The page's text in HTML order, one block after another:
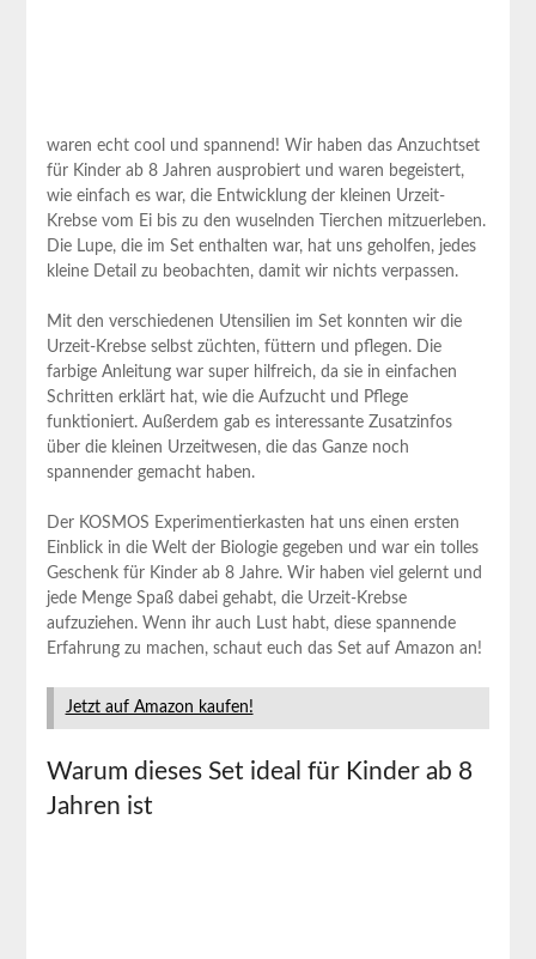
waren echt cool und spannend! Wir haben das Anzuchtset
für Kinder ab 8 Jahren ausprobiert und waren begeistert,
wie einfach es war, die Entwicklung der kleinen Urzeit-
Krebse vom Ei bis zu den wuselnden Tierchen mitzuerleben.
Die Lupe, die im Set enthalten war, hat uns geholfen, jedes
kleine Detail zu beobachten, damit wir nichts verpassen.
Mit den verschiedenen Utensilien im Set konnten wir die
Urzeit-Krebse selbst züchten, füttern und pflegen. Die
farbige Anleitung war super hilfreich, da sie in einfachen
Schritten erklärt hat, wie die Aufzucht und Pflege
funktioniert. Außerdem gab es interessante Zusatzinfos
über die kleinen Urzeitwesen, die das Ganze noch
spannender gemacht haben.
Der KOSMOS Experimentierkasten hat uns einen ersten
Einblick in die Welt der Biologie gegeben und war ein tolles
Geschenk für Kinder ab 8 Jahre. Wir haben viel gelernt und
jede Menge Spaß dabei gehabt, die Urzeit-Krebse
aufzuziehen. Wenn ihr auch Lust habt, diese spannende
Erfahrung zu machen, schaut euch das Set auf Amazon an!
Jetzt auf Amazon kaufen!
Warum dieses Set ideal für Kinder ab 8
Jahren ist